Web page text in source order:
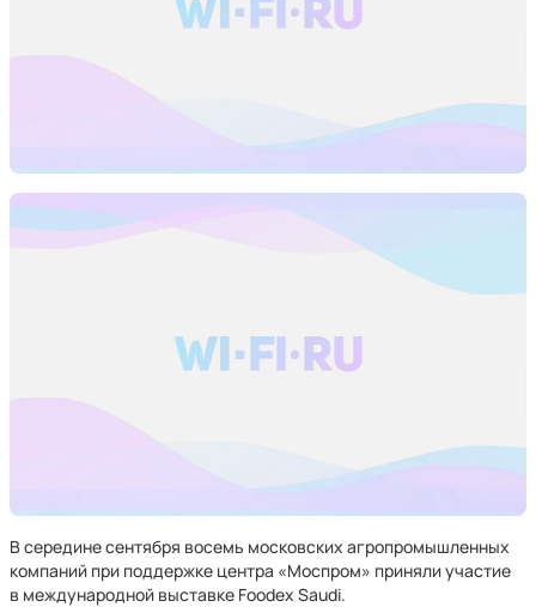
В середине сентября восемь московских агропромышленных
компаний при поддержке центра «Моспром» приняли участие
в международной выставке Foodex Saudi.